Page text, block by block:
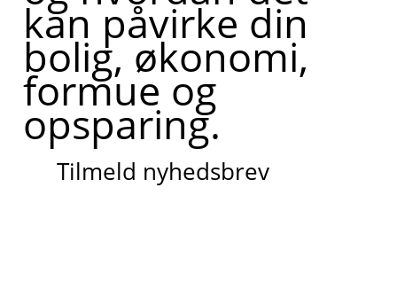
kan påvirke din
bolig, økonomi,
formue og
opsparing.
Tilmeld nyhedsbrev